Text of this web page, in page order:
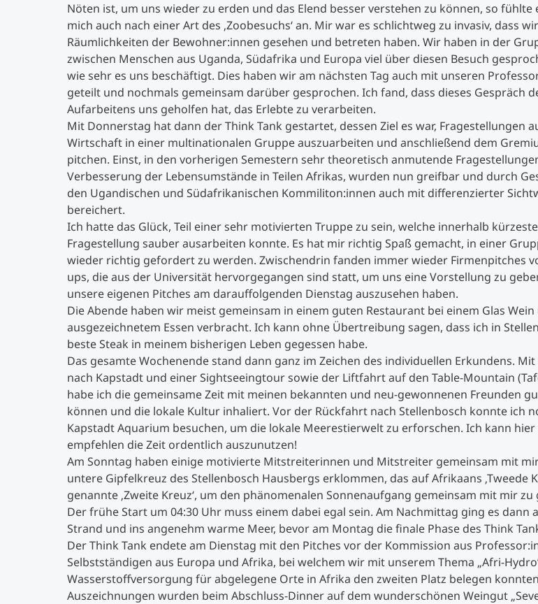
Nöten ist, um uns wieder zu erden und das Elend besser verstehen zu können, so fühlte
mich auch nach einer Art des ‚Zoobesuchs‘ an. Mir war es schlichtweg zu invasiv, dass
Räumlichkeiten der Bewohner:innen gesehen und betreten haben. Wir haben in der
zwischen Menschen aus Uganda, Südafrika und Europa viel über diesen Besuch
wie sehr es uns beschäftigt. Dies haben wir am nächsten Tag auch mit unseren
geteilt und nochmals gemeinsam darüber gesprochen. Ich fand, dass dieses Gespräch
Aufarbeitens uns geholfen hat, das Erlebte zu verarbeiten.
Mit Donnerstag hat dann der Think Tank gestartet, dessen Ziel es war, Fragestellungen
Wirtschaft in einer multinationalen Gruppe auszuarbeiten und anschließend dem
pitchen. Einst, in den vorherigen Semestern sehr theoretisch anmutende
Verbesserung der Lebensumstände in Teilen Afrikas, wurden nun greifbar und durch
den Ugandischen und Südafrikanischen Kommiliton:innen auch mit differenzierter
bereichert.
Ich hatte das Glück, Teil einer sehr motivierten Truppe zu sein, welche innerhalb
Fragestellung sauber ausarbeiten konnte. Es hat mir richtig Spaß gemacht, in einer
wieder richtig gefordert zu werden. Zwischendrin fanden immer wieder Firmenpitches
ups, die aus der Universität hervorgegangen sind statt, um uns eine Vorstellung zu
unsere eigenen Pitches am darauffolgenden Dienstag auszusehen haben.
Die Abende haben wir meist gemeinsam in einem guten Restaurant bei einem Glas Wein
ausgezeichnetem Essen verbracht. Ich kann ohne Übertreibung sagen, dass ich in
beste Steak in meinem bisherigen Leben gegessen habe.
Das gesamte Wochenende stand dann ganz im Zeichen des individuellen Erkundens.
nach Kapstadt und einer Sightseeingtour sowie der Liftfahrt auf den Table-Mountain
habe ich die gemeinsame Zeit mit meinen bekannten und neu-gewonnenen Freunden
können und die lokale Kultur inhaliert. Vor der Rückfahrt nach Stellenbosch konnte ich
Kapstadt Aquarium besuchen, um die lokale Meerestierwelt zu erforschen. Ich kann
empfehlen die Zeit ordentlich auszunutzen!
Am Sonntag haben einige motivierte Mitstreiterinnen und Mitstreiter gemeinsam mit
untere Gipfelkreuz des Stellenbosch Hausbergs erklommen, das auf Afrikaans ‚Tweede
genannte ‚Zweite Kreuz‘, um den phänomenalen Sonnenaufgang gemeinsam mit mir zu
Der frühe Start um 04:30 Uhr muss einem dabei egal sein. Am Nachmittag ging es dann
Strand und ins angenehm warme Meer, bevor am Montag die finale Phase des Think
Der Think Tank endete am Dienstag mit den Pitches vor der Kommission aus
Selbstständigen aus Europa und Afrika, bei welchem wir mit unserem Thema „Afri-
Wasserstoffversorgung für abgelegene Orte in Afrika den zweiten Platz belegen
Auszeichnungen wurden beim Abschluss-Dinner auf dem wunderschönen Weingut